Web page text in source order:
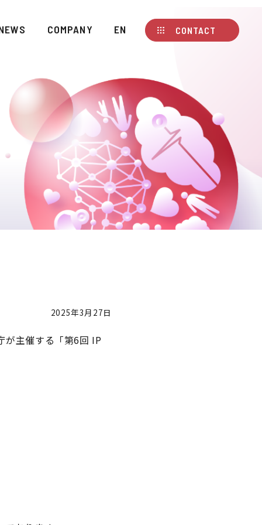
COMPANY EN CONTACT
2025年3月27日
が主催する「第6回 IP